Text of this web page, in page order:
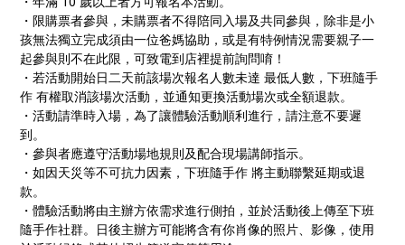
・限購票者參與，未購票者不得陪同入場及共同參與，除非是小
孩無法獨立完成須由一位爸媽協助，或是有特例情況需要親子一
起參與則不在此限，可致電到店裡提前詢問唷！
・若活動開始日二天前該場次報名人數未達 最低人數，下班隨手
作 有權取消該場次活動，並通知更換活動場次或全額退款。
・活動請準時入場，為了讓體驗活動順利進行，請注意不要遲
到。
・參與者應遵守活動場地規則及配合現場講師指示。
・如因天災等不可抗力因素，下班隨手作 將主動聯繫延期或退
款。
・體驗活動將由主辦方依需求進行側拍，並於活動後上傳至下班
隨手作社群。日後主辦方可能將含有你肖像的照片、影像，使用